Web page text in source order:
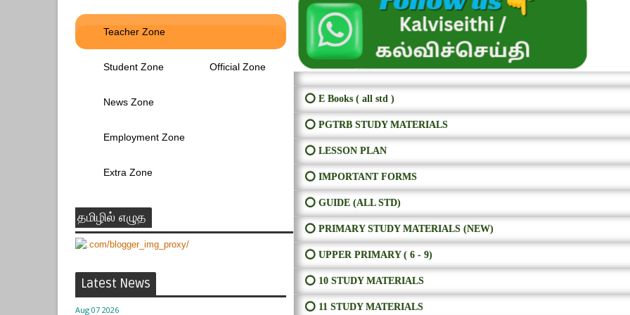
Teacher Zone
Student Zone Official Zone
News Zone
Employment Zone
Extra Zone
தமிழில் எழுத
Latest News
Aug 07 2026
⭕ E Books ( all std )
⭕ PGTRB STUDY MATERIALS
⭕ LESSON PLAN
⭕ IMPORTANT FORMS
⭕ GUIDE (ALL STD)
⭕ PRIMARY STUDY MATERIALS (NEW)
⭕ UPPER PRIMARY ( 6 - 9)
⭕ 10 STUDY MATERIALS
⭕ 11 STUDY MATERIALS